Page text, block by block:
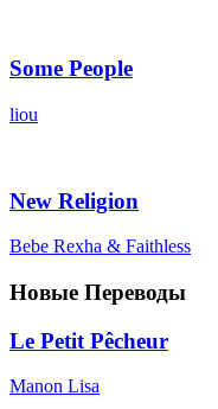
Some People
liou
New Religion
Bebe Rexha & Faithless
Новые Переводы
Le Petit Pêcheur
Manon Lisa